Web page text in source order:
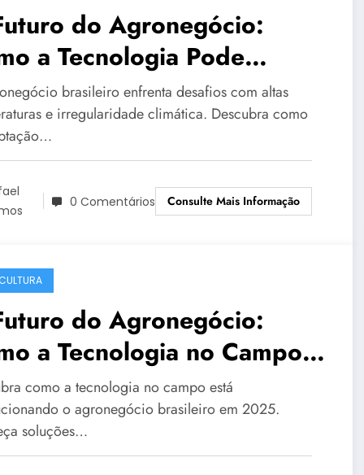
do Agronegócio:
a Tecnologia Pode
os Impactos das Altas
brasileiro enfrenta desafios com altas
e irregularidade climática. Descubra como
0 Comentários Consulte Mais Informação
do Agronegócio:
a Tecnologia no Campo
Transformando o Brasil
como a tecnologia no campo está
o agronegócio brasileiro em 2025.
soluções…